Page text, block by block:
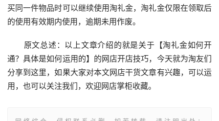
买同一件物品时可以继续使用淘礼金，淘礼金仅限在领取后
的使用有效期内使用，逾期未用作废。
原文总述：以上文章介绍的就是关于【淘礼金如何开
通？具体是如何运用的】的网店开店技巧，今天就为淘友们
分享到这里，如果大家对本文网店干货文章有兴趣，可以运
用，也可以关注我们，欢迎网店掌柜收藏。